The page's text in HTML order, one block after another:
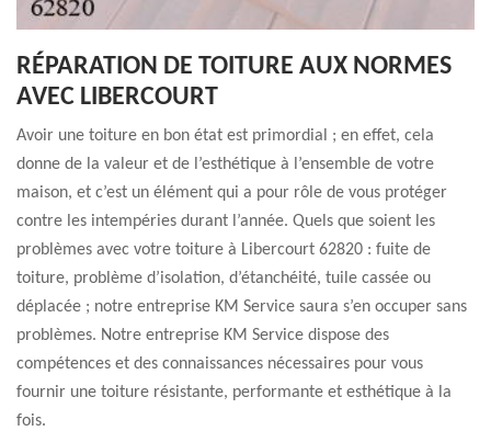
RÉPARATION DE TOITURE AUX NORMES
AVEC LIBERCOURT
Avoir une toiture en bon état est primordial ; en effet, cela
donne de la valeur et de l’esthétique à l’ensemble de votre
maison, et c’est un élément qui a pour rôle de vous protéger
contre les intempéries durant l’année. Quels que soient les
problèmes avec votre toiture à Libercourt 62820 : fuite de
toiture, problème d’isolation, d’étanchéité, tuile cassée ou
déplacée ; notre entreprise KM Service saura s’en occuper sans
problèmes. Notre entreprise KM Service dispose des
compétences et des connaissances nécessaires pour vous
fournir une toiture résistante, performante et esthétique à la
fois.